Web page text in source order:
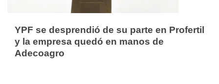
YPF se desprendió de su parte en Profertil
y la empresa quedó en manos de
Adecoagro